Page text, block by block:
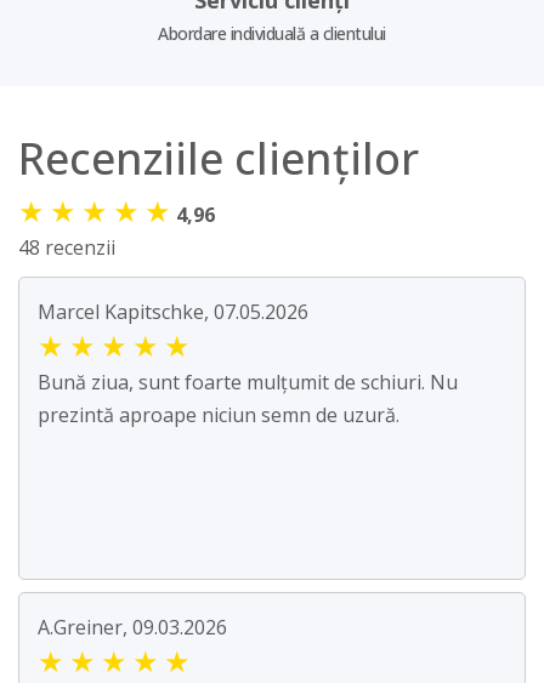
Abordare individuală a clientului
Recenziile clienților
★ ★ ★ ★ ★ 4,96
48 recenzii
Marcel Kapitschke, 07.05.2026
★ ★ ★ ★ ★
Bună ziua, sunt foarte mulțumit de schiuri. Nu
prezintă aproape niciun semn de uzură.
A.Greiner, 09.03.2026
★ ★ ★ ★ ★